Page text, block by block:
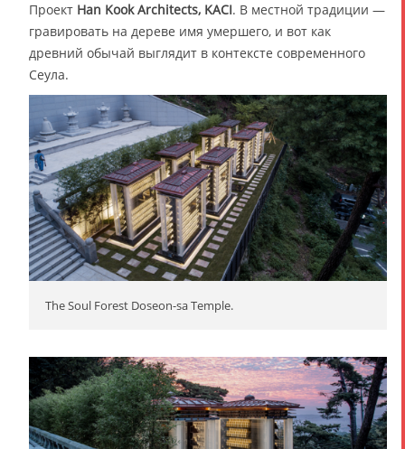
Проект Han Kook Architects, KACI. В местной традиции —
гравировать на дереве имя умершего, и вот как
древний обычай выглядит в контексте современного
Сеула.
The Soul Forest Doseon-sa Temple.